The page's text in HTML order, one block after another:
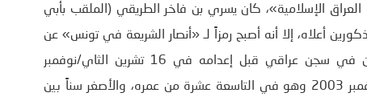
الإسلامية»، كان يسري بن فاخر الطريقي (الملقب بأبي
أعلاه، إلا أنه أصبح رمزاً لـ «أنصار الشريعة في تونس» عن
القمع الذي مارسه النظام بقيادة شيعية في العراق عندما كان في سجن عراقي قبل إعدامه في 16 تشرين الثاي/نوفمبر
2011. وكان الطريقي قد وصل إلى العراق في تشرين الثاني/نوفمبر 2003 وهو في التاسعة عشرة من عمره، والأصغر سناً بين